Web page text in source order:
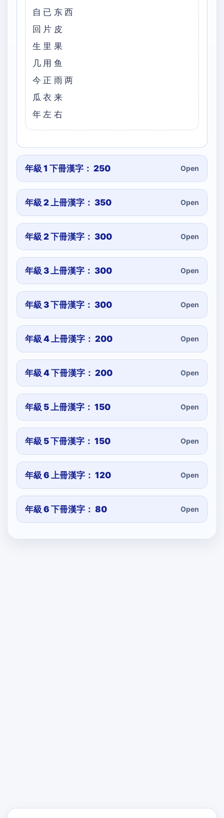
自已东西
回片皮
生里果
几用鱼
今正雨两
瓜衣来
年左右
年級 1 下冊漢字： 250 Open
年級 2 上冊漢字： 350 Open
年級 2 下冊漢字： 300 Open
年級 3 上冊漢字： 300 Open
年級 3 下冊漢字： 300 Open
年級 4 上冊漢字： 200 Open
年級 4 下冊漢字： 200 Open
年級 5 上冊漢字： 150 Open
年級 5 下冊漢字： 150 Open
年級 6 上冊漢字： 120 Open
年級 6 下冊漢字： 80 Open